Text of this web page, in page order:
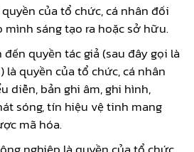
của tổ chức, cá nhân đối
sáng tạo ra hoặc sở hữu.
quyền tác giả (sau đây gọi là
là quyền của tổ chức, cá nhân
diễn, bản ghi âm, ghi hình,
sóng, tín hiệu vệ tinh mang
mã hóa.